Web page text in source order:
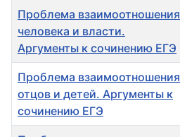
Проблема взаимоотношения
человека и власти.
Аргументы к сочинению ЕГЭ
Проблема взаимоотношения
отцов и детей. Аргументы к
сочинению ЕГЭ